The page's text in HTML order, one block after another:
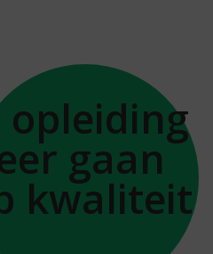
opleiding
gaan
kwaliteit